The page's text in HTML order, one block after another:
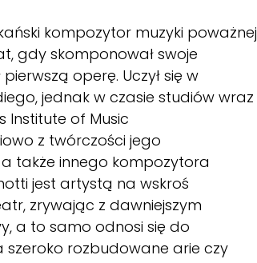
kompozytor muzyki poważnej
gdy skomponował swoje
operę. Uczył się w
jednak w czasie studiów wraz
Institute of Music
z twórczości jego
także innego kompozytora
jest artystą na wskroś
zrywając z dawniejszym
a to samo odnosi się do
szeroko rozbudowane arie czy